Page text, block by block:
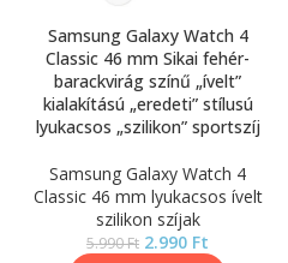
Samsung Galaxy Watch 4
Classic 46 mm Sikai fehér-
barackvirág színű „ívelt”
kialakítású „eredeti” stílusú
lyukacsos „szilikon” sportszíj
Samsung Galaxy Watch 4
Classic 46 mm lyukacsos ívelt
szilikon szíjak
5.990Ft 2.990 Ft